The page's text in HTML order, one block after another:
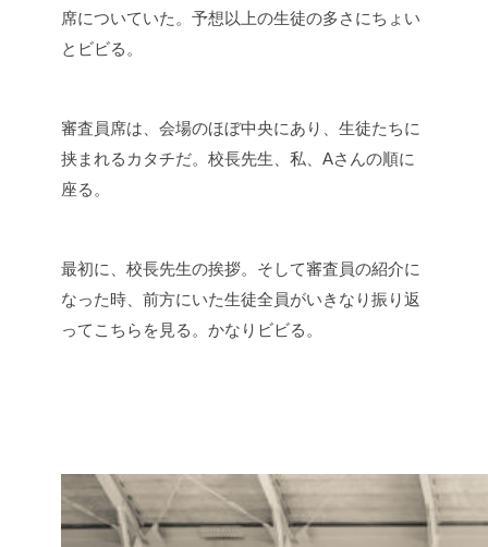
席についていた。予想以上の生徒の多さにちょい
とビビる。
審査員席は、会場のほぼ中央にあり、生徒たちに
挟まれるカタチだ。校長先生、私、Aさんの順に
座る。
最初に、校長先生の挨拶。そして審査員の紹介に
なった時、前方にいた生徒全員がいきなり振り返
ってこちらを見る。かなりビビる。